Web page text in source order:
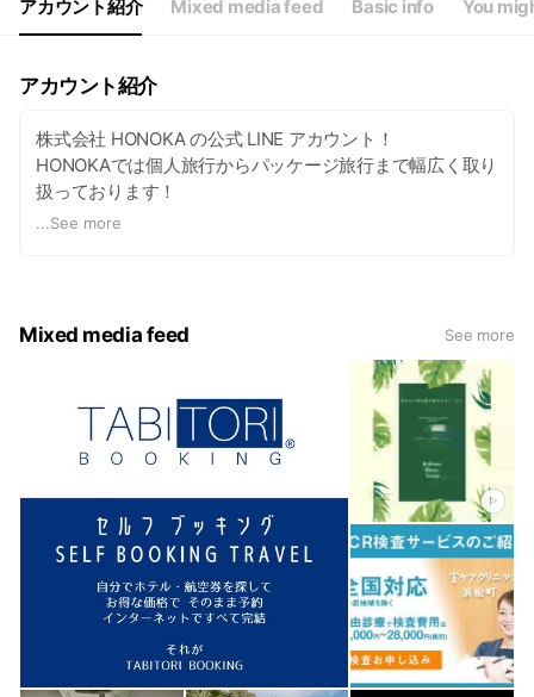
アカウント紹介 Mixed media feed Basic info You
アカウント紹介
株式会社 HONOKA の公式 LINE アカウント！
HONOKAでは個人旅行からパッケージ旅行まで幅広く取り
扱っております！
HONOKAがお送りする最新情報などをお楽しみに ♪
...See more
Mixed media feed See more